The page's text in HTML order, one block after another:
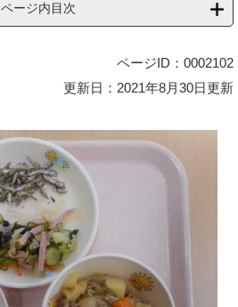
ページ内目次
ページID：0002102
更新日：2021年8月30日更新